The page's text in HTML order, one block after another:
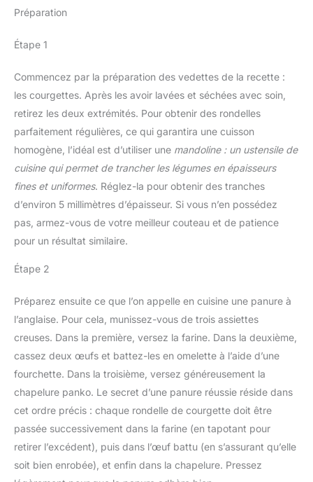
Préparation
Étape 1
Commencez par la préparation des vedettes de la recette :
les courgettes. Après les avoir lavées et séchées avec soin,
retirez les deux extrémités. Pour obtenir des rondelles
parfaitement régulières, ce qui garantira une cuisson
homogène, l’idéal est d’utiliser une mandoline : un ustensile de
cuisine qui permet de trancher les légumes en épaisseurs
fines et uniformes. Réglez-la pour obtenir des tranches
d’environ 5 millimètres d’épaisseur. Si vous n’en possédez
pas, armez-vous de votre meilleur couteau et de patience
pour un résultat similaire.
Étape 2
Préparez ensuite ce que l’on appelle en cuisine une panure à
l’anglaise. Pour cela, munissez-vous de trois assiettes
creuses. Dans la première, versez la farine. Dans la deuxième,
cassez deux œufs et battez-les en omelette à l’aide d’une
fourchette. Dans la troisième, versez généreusement la
chapelure panko. Le secret d’une panure réussie réside dans
cet ordre précis : chaque rondelle de courgette doit être
passée successivement dans la farine (en tapotant pour
retirer l’excédent), puis dans l’œuf battu (en s’assurant qu’elle
soit bien enrobée), et enfin dans la chapelure. Pressez